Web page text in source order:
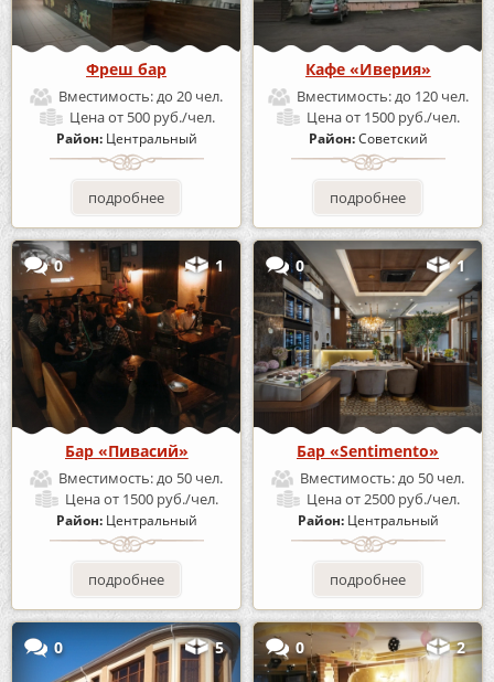
Фреш бар
Вместимость:до 20 чел.
Ценаот 500 руб./чел.
Район: Центральный
подробнее
Кафе «Иверия»
Вместимость:до 120 чел.
Ценаот 1500 руб./чел.
Район:Советский
подробнее
0 1
Бар «Пивасий»
Вместимость:до 50 чел.
Ценаот 1500 руб./чел.
Район: Центральный
подробнее
0 1
Бар «Sentimento»
Вместимость:до 50 чел.
Ценаот 2500 руб./чел.
Район: Центральный
подробнее
0 5 0 2